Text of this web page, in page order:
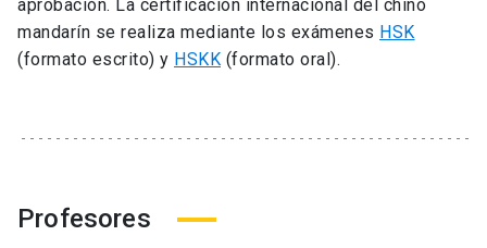
aprobación. La certificación internacional del chino
mandarín se realiza mediante los exámenes HSK
(formato escrito) y HSKK (formato oral).
Profesores